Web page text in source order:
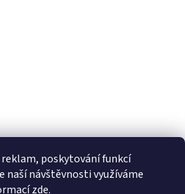
poskytování funkcí
naší návštěvnosti využíváme
zde.